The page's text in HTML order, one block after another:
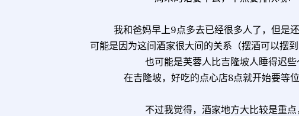
我和爸妈早上9点多去已经很多人了，但是
可能是因为这间酒家很大间的关系（摆酒可以摆
也可能是芙蓉人比吉隆坡人睡得迟些
在吉隆坡，好吃的点心店8点就开始要等
不过我觉得，酒家地方大比较是重点